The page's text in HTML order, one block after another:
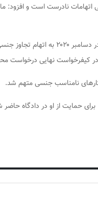
اتهامات نادرست است و افزود:
پیش از این در یک پرونده جداگانه، این بازیگر
حمایت از او در دادگاه